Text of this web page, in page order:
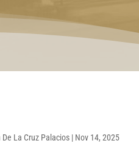
La Cruz Palacios | Nov 14, 2025